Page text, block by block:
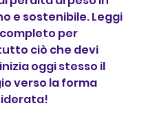
e sostenibile. Leggi
per
ciò che devi
oggi stesso il
verso la forma